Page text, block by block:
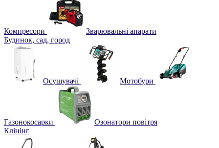
Компресори
Зварювальні апарати
Будинок, сад, город
Осушувачі Мотобури
Газонокосарки
Озонатори повітря
Клінінг